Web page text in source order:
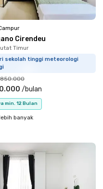
Cirendeu
Timur
sekolah tinggi meteorologi
/bulan
min. 12 Bulan
banyak